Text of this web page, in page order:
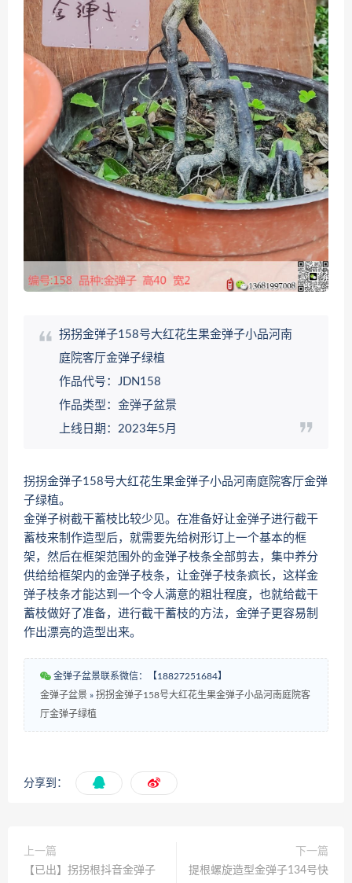
拐拐金弹子158号大红花生果金弹子小品河南
庭院客厅金弹子绿植
作品代号：JDN158
作品类型：金弹子盆景
上线日期：2023年5月
拐拐金弹子158号大红花生果金弹子小品河南庭院客厅金弹
子绿植。
金弹子树截干蓄枝比较少见。在准备好让金弹子进行截干
蓄枝来制作造型后，就需要先给树形订上一个基本的框
架，然后在框架范围外的金弹子枝条全部剪去，集中养分
供给给框架内的金弹子枝条，让金弹子枝条疯长，这样金
弹子枝条才能达到一个令人满意的粗壮程度，也就给截干
蓄枝做好了准备，进行截干蓄枝的方法，金弹子更容易制
作出漂亮的造型出来。
金弹子盆景联系微信：【18827251684】
金弹子盆景 » 拐拐金弹子158号大红花生果金弹子小品河南庭院客
厅金弹子绿植
分享到：
上一篇
【已出】拐拐根抖音金弹子
下一篇
提根螺旋造型金弹子134号快